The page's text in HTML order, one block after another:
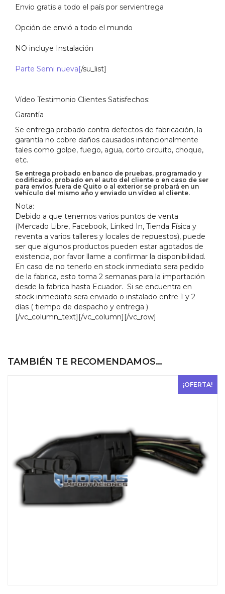
Envio gratis a todo el país por servientrega
Opción de envió a todo el mundo
NO incluye Instalación
Parte Semi nueva[/su_list]
Vídeo Testimonio Clientes Satisfechos:
Garantía
Se entrega probado contra defectos de fabricación, la
garantía no cobre daños causados intencionalmente
tales como golpe, fuego, agua, corto circuito, choque,
etc.
Se entrega probado en banco de pruebas, programado y
codificado, probado en el auto del cliente o en caso de ser
para envíos fuera de Quito o al exterior se probará en un
vehículo del mismo año y enviado un vídeo al cliente.
Nota:
Debido a que tenemos varios puntos de venta
(Mercado Libre, Facebook, Linked In, Tienda Física y
reventa a varios talleres y locales de repuestos), puede
ser que algunos productos pueden estar agotados de
existencia, por favor llame a confirmar la disponibilidad.
En caso de no tenerlo en stock inmediato sera pedido
de la fabrica, esto toma 2 semanas para la importación
desde la fabrica hasta Ecuador. Si se encuentra en
stock inmediato sera enviado o instalado entre 1 y 2
días ( tiempo de despacho y entrega )
[/vc_column_text][/vc_column][/vc_row]
TAMBIÉN TE RECOMENDAMOS…
¡OFERTA!